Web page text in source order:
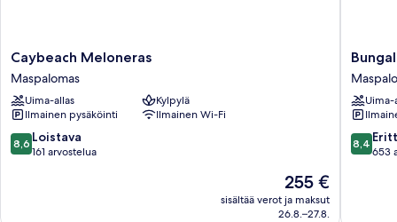
Caybeach
Meloneras
Maspalomas
Caybeach Meloneras
Maspalomas
Uima-allas
Kylpylä
Ilmainen pysäköinti
Ilmainen Wi-Fi
8.6
kautta
8,6 Loistava
161 arvostelua
Hinta
on
255 €
255 €
sisältää verot ja maksut
26.8.–27.8.
Cordial
Green
GolfUima-
8.4
kautta
8,4
653